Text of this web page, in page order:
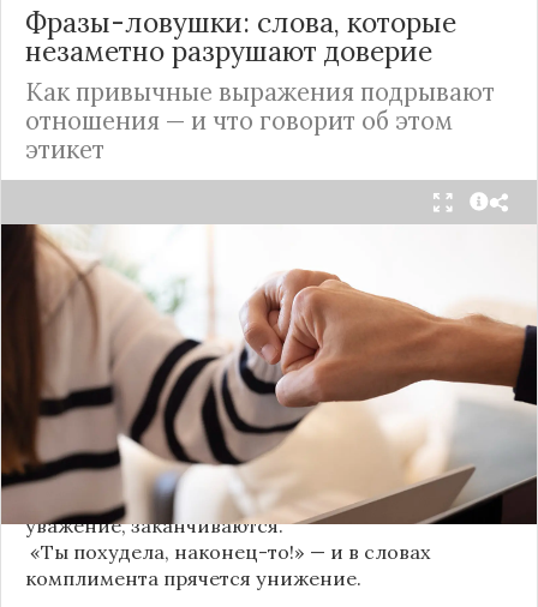
Фразы-ловушки: слова, которые
незаметно разрушают доверие
Как привычные выражения подрывают
отношения — и что говорит об этом
этикет
Мы часто думаем, что доверие рушится из-за
серьёзных предательств. Но на самом деле оно
трещит по швам гораздо раньше — в момент,
когда в разговоре звучит невинная на первый
взгляд фраза. Подробнее об этом рассказывает
«Этикет и психология общения» на Дзене.
«Да я никому не расскажу, правда». И через пару
дней вашу историю пересказывает другой
человек.
«Хватит ныть» — и разговор, а вместе с ним
уважение, заканчиваются.
«Ты похудела, наконец-то!» — и в словах
комплимента прячется унижение.